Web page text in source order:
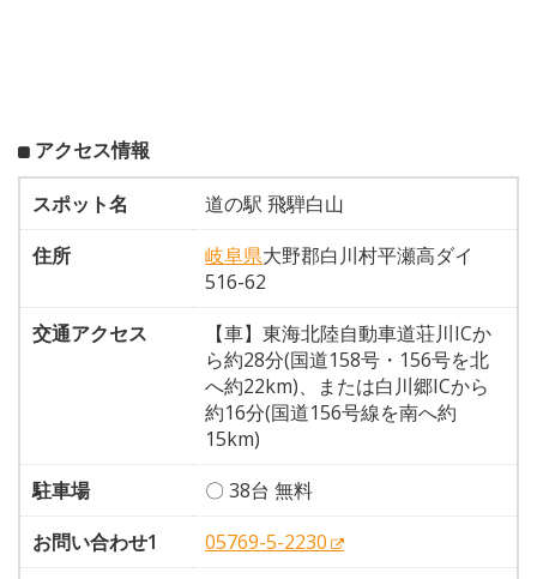
アクセス情報
スポット名
道の駅 飛騨白山
住所
岐阜県大野郡白川村平瀬高ダイ
516-62
交通アクセス
【車】東海北陸自動車道荘川ICか
ら約28分(国道158号・156号を北
へ約22km)、または白川郷ICから
約16分(国道156号線を南へ約
15km)
駐車場
〇 38台 無料
お問い合わせ1
05769-5-2230